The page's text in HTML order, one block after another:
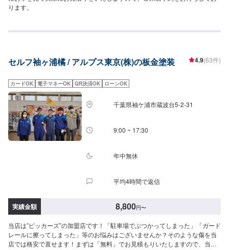
ります。
セルフ袖ヶ浦橘 / アルプス東京(株)の板金塗装 4.9(63件)
カードOK 電子マネーOK QR決済OK ローンOK
千葉県袖ケ浦市蔵波台5-2-31
9:00 ~ 17:30
年中無休
平均4時間で返信
実績金額 8,800円〜
当店は”ピッカーズ”の加盟店です！「駐車場でぶつかってしまった」「ガード
レールに擦ってしまった」等のお悩みはございませんか？そのような傷を当
店では格安で直せます！まずは「無料」でお見積もりいたしますので、当店